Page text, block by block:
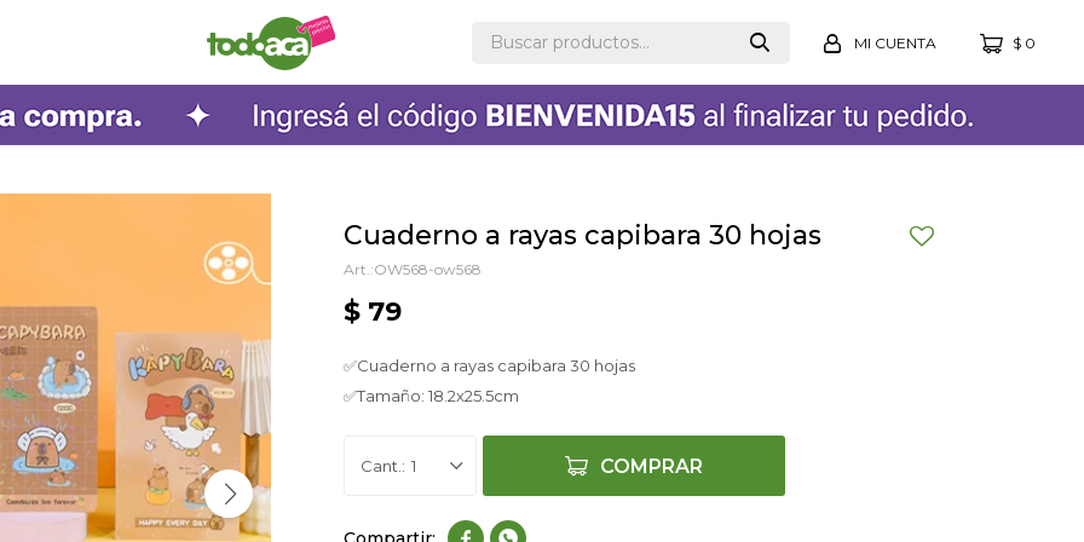
$ 0
Cuaderno a rayas capibara 30 hojas
OW568-ow568
$ 79
✅Cuaderno a rayas capibara 30 hojas
✅Tamaño: 18.2x25.5cm
1 COMPRAR